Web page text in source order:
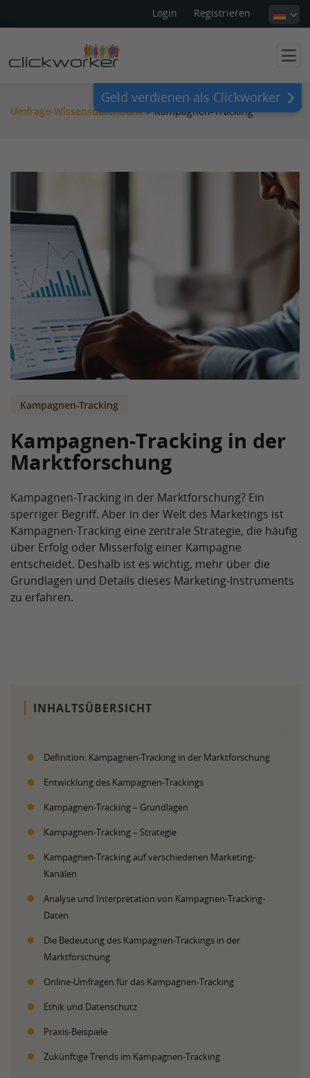
Login Registrieren
Geld verdienen als Clickworker
Umfrage-Wissensdatenbank >Kampagnen-Tracking
Kampagnen-Tracking
Kampagnen-Tracking in der
Marktforschung
Kampagnen-Tracking in der Marktforschung? Ein
sperriger Begriff. Aber in der Welt des Marketings ist
Kampagnen-Tracking eine zentrale Strategie, die häufig
über Erfolg oder Misserfolg einer Kampagne
entscheidet. Deshalb ist es wichtig, mehr über die
Grundlagen und Details dieses Marketing-Instruments
zu erfahren.
INHALTSÜBERSICHT
Definition: Kampagnen-Tracking in der Marktforschung
Entwicklung des Kampagnen-Trackings
Kampagnen-Tracking – Grundlagen
Kampagnen-Tracking – Strategie
Kampagnen-Tracking auf verschiedenen Marketing-
Kanälen
Analyse und Interpretation von Kampagnen-Tracking-
Daten
Die Bedeutung des Kampagnen-Trackings in der
Marktforschung
Online-Umfragen für das Kampagnen-Tracking
Ethik und Datenschutz
Praxis-Beispiele
Zukünftige Trends im Kampagnen-Tracking